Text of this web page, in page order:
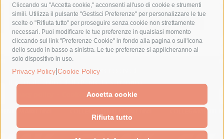
Cliccando su "Accetta cookie," acconsenti all'uso di cookie e strumenti
simili. Utilizza il pulsante "Gestisci Preferenze" per personalizzare le tue
scelte o "Rifiuta tutto" per proseguire senza cookie non strettamente
necessari. Puoi modificare le tue preferenze in qualsiasi momento
cliccando sul link "Preferenze Cookie" in fondo alla pagina o sull'icona
dello scudo in basso a sinistra. Le tue preferenze si applicheranno al
solo dispositivo in uso.
Privacy Policy Cookie Policy
Accetta cookie
Rifiuta tutto
sindaco cuomo
sorrento studenti temporali
treni
turismo
Vico Equense villa fiorentino vincenzo de luca
© 2015 SorrentoPress. All rights reserved.
Il giornale online della Penisola Sorrentina
Cookie Policy